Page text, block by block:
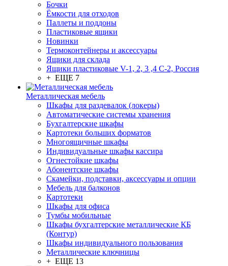
Бочки
Ёмкости для отходов
Паллеты и поддоны
Пластиковые ящики
Новинки
Термоконтейнеры и аксессуары
Ящики для склада
Ящики пластиковые V-1, 2, 3 ,4 С-2, Россия
+ ЕЩЕ 7
Металлическая мебель
Шкафы для раздевалок (локеры)
Автоматические системы хранения
Бухгалтерские шкафы
Картотеки больших форматов
Многоящичные шкафы
Индивидуальные шкафы кассира
Огнестойкие шкафы
Абонентские шкафы
Скамейки, подставки, аксессуары и опции
Мебель для балконов
Картотеки
Шкафы для офиса
Тумбы мобильные
Шкафы бухгалтерские металлические КБ
(Контур)
Шкафы индивидуального пользования
Металлические ключницы
+ ЕЩЕ 13